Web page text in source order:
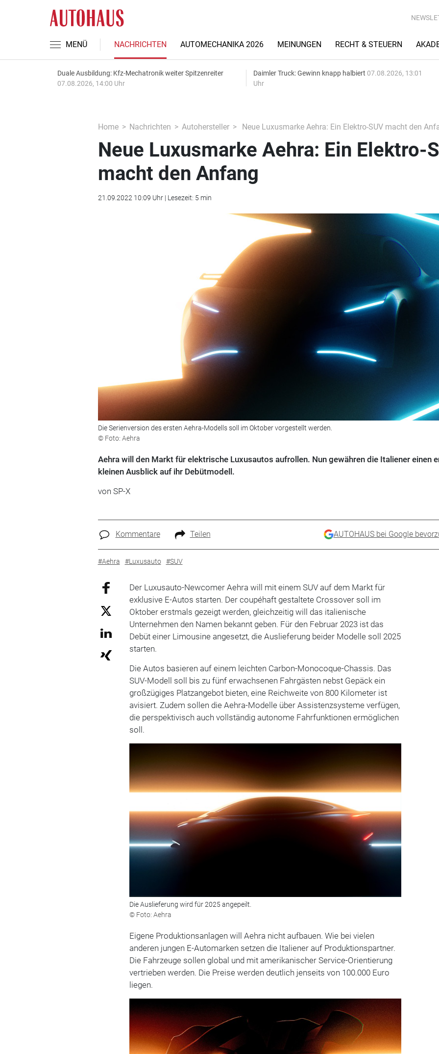
MENÜ NACHRICHTEN AUTOMECHANIKA 2026 MEINUNGEN RECHT & STEUERN
Duale Ausbildung: Kfz-Mechatronik weiter Spitzenreiter
07.08.2026, 14:00 Uhr
Daimler Truck: Gewinn knapp halbiert 07.08.2026, 13:01
Uhr
Home Nachrichten Autohersteller Neue Luxusmarke Aehra: Ein Elektro-SUV macht den
Neue Luxusmarke Aehra: Ein Elektro-
macht den Anfang
21.09.2022 10:09 Uhr | Lesezeit: 5 min
Die Serienversion des ersten Aehra-Modells soll im Oktober vorgestellt werden.
© Foto: Aehra
Aehra will den Markt für elektrische Luxusautos aufrollen. Nun gewähren die Italiener einen
kleinen Ausblick auf ihr Debütmodell.
von SP-X
Kommentare Teilen AUTOHAUS bei Google
#Aehra #Luxusauto #SUV
Der Luxusauto-Newcomer Aehra will mit einem SUV auf dem Markt für
exklusive E-Autos starten. Der coupéhaft gestaltete Crossover soll im
Oktober erstmals gezeigt werden, gleichzeitig will das italienische
Unternehmen den Namen bekannt geben. Für den Februar 2023 ist das
Debüt einer Limousine angesetzt, die Auslieferung beider Modelle soll 2025
starten.
Die Autos basieren auf einem leichten Carbon-Monocoque-Chassis. Das
SUV-Modell soll bis zu fünf erwachsenen Fahrgästen nebst Gepäck ein
großzügiges Platzangebot bieten, eine Reichweite von 800 Kilometer ist
avisiert. Zudem sollen die Aehra-Modelle über Assistenzsysteme verfügen,
die perspektivisch auch vollständig autonome Fahrfunktionen ermöglichen
soll.
Die Auslieferung wird für 2025 angepeilt.
© Foto: Aehra
Eigene Produktionsanlagen will Aehra nicht aufbauen. Wie bei vielen
anderen jungen E-Automarken setzen die Italiener auf Produktionspartner.
Die Fahrzeuge sollen global und mit amerikanischer Service-Orientierung
vertrieben werden. Die Preise werden deutlich jenseits von 100.000 Euro
liegen.